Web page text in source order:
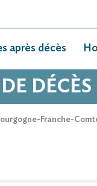
après décès
Franche-